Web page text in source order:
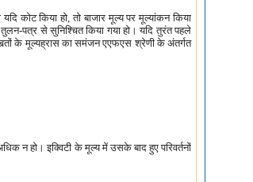
कोट किया हो, तो बाजार मूल्य पर मूल्यांकन किया
पत्र से सुनिश्चित किया गया हो। यदि तुरंत पहले
के मूल्यह्रास का समंजन एएफएस श्रेणी के अंतर्गत
न हो। इक्विटी के मूल्य में उसके बाद हुए परिवर्तनों